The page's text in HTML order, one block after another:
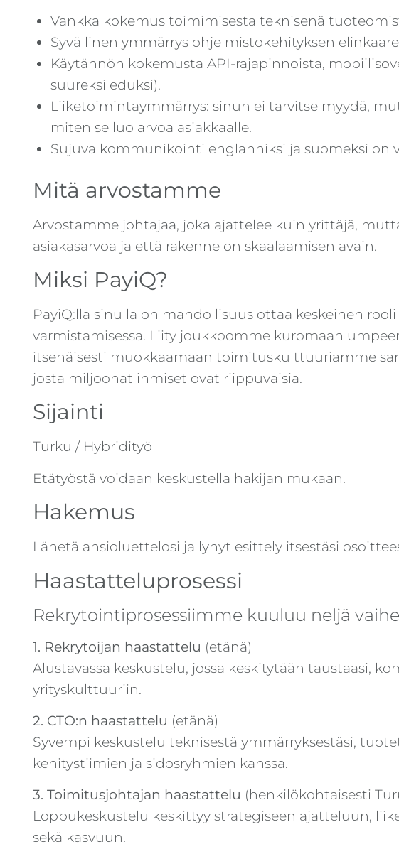
Vankka kokemus toimimisesta teknisenä
Syvällinen ymmärrys ohjelmistokehityksen
Käytännön kokemusta API-rajapinnoista,
suureksi eduksi).
Liiketoimintaymmärrys: sinun ei tarvitse myydä,
miten se luo arvoa asiakkaalle.
Sujuva kommunikointi englanniksi ja suomeksi on
Mitä arvostamme
Arvostamme johtajaa, joka ajattelee kuin yrittäjä,
asiakasarvoa ja että rakenne on skaalaamisen avain.
Miksi PayiQ?
PayiQ:lla sinulla on mahdollisuus ottaa keskeinen
varmistamisessa. Liity joukkoomme kuromaan
itsenäisesti muokkaamaan toimituskulttuuriamme
josta miljoonat ihmiset ovat riippuvaisia.
Sijainti
Turku / Hybridityö
Etätyöstä voidaan keskustella hakijan mukaan.
Hakemus
Lähetä ansioluettelosi ja lyhyt esittely itsestäsi
Haastatteluprosessi
Rekrytointiprosessiimme kuuluu neljä
1. Rekrytoijan haastattelu (etänä)
Alustavassa keskustelu, jossa keskitytään taustaasi,
yrityskulttuuriin.
2. CTO:n haastattelu (etänä)
Syvempi keskustelu teknisestä ymmärryksestäsi,
kehitystiimien ja sidosryhmien kanssa.
3. Toimitusjohtajan haastattelu (henkilökohtaisesti
Loppukeskustelu keskittyy strategiseen ajatteluun,
sekä kasvuun.